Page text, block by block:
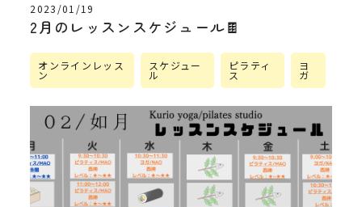
2023/01/19
2月のレッスンスケジュール🍫
オンラインレッス
ン
スケジュー
ル
ピラティ
ス
ヨ
ガ